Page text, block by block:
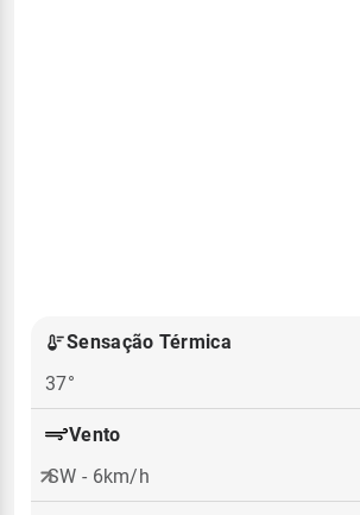
Sensação Térmica
37°
Vento
SW - 6km/h